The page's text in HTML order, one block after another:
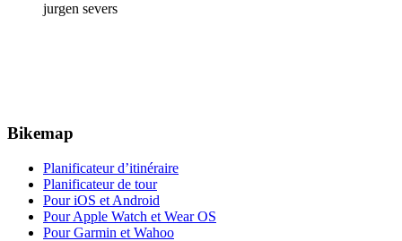
jurgen severs
Bikemap
Planificateur d’itinéraire
Planificateur de tour
Pour iOS et Android
Pour Apple Watch et Wear OS
Pour Garmin et Wahoo